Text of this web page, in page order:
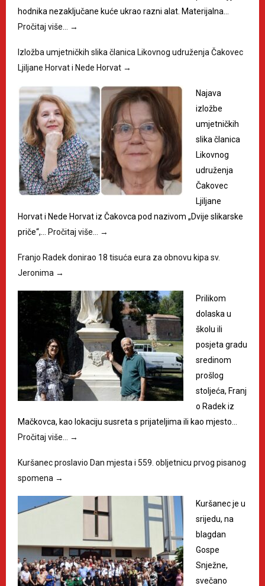
hodnika nezaključane kuće ukrao razni alat. Materijalna…
Pročitaj više… →
Izložba umjetničkih slika članica Likovnog udruženja Čakovec
Ljiljane Horvat i Nede Horvat →
Najava
izložbe
umjetničkih
slika članica
Likovnog
udruženja
Čakovec
Ljiljane
Horvat i Nede Horvat iz Čakovca pod nazivom „Dvije slikarske
priče“,… Pročitaj više… →
Franjo Radek donirao 18 tisuća eura za obnovu kipa sv.
Jeronima →
Prilikom
dolaska u
školu ili
posjeta gradu
sredinom
prošlog
stoljeća, Franj
o Radek iz
Mačkovca, kao lokaciju susreta s prijateljima ili kao mjesto…
Pročitaj više… →
Kuršanec proslavio Dan mjesta i 559. obljetnicu prvog pisanog
spomena →
Kuršanec je u
srijedu, na
blagdan
Gospe
Snježne,
svečano